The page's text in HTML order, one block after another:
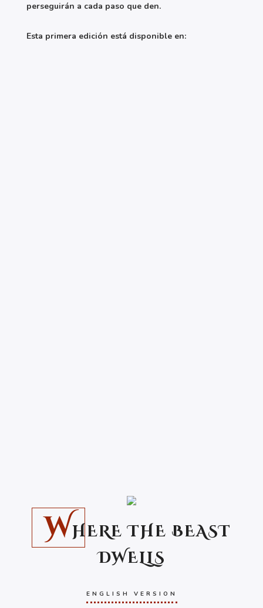
perseguirán a cada paso que den.
Esta primera edición está disponible en:
WHERE THE BEAST
DWELLS
ENGLISH VERSION